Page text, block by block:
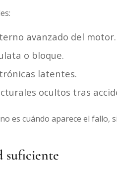
avanzado del motor.
o bloque.
latentes.
ocultos tras
es cuándo aparece el fallo,
suficiente